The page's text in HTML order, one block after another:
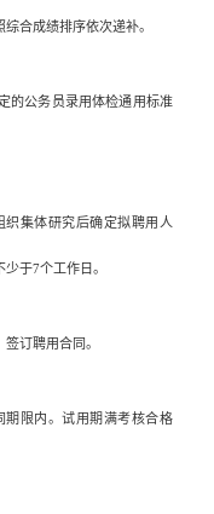
合成绩排序依次递补。
的公务员录用体检通用标准
集体研究后确定拟聘用人
少于7个工作日。
订聘用合同。
限内。试用期满考核合格